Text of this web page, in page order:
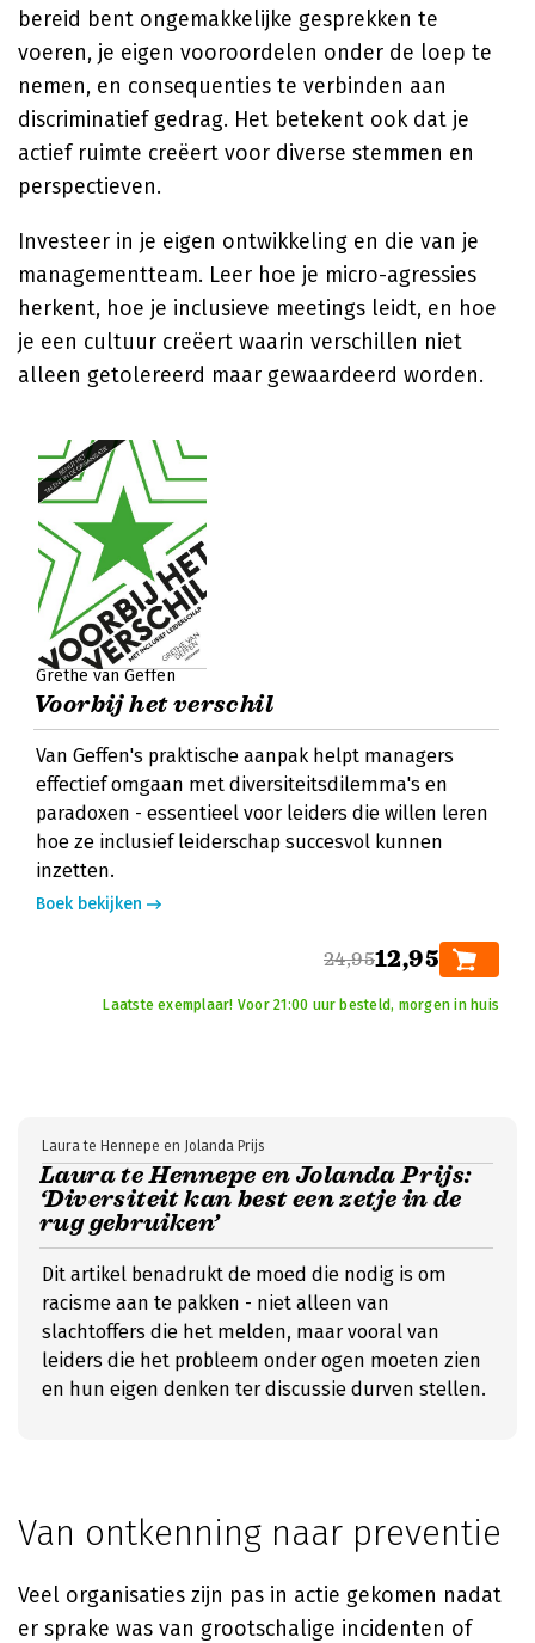
bereid bent ongemakkelijke gesprekken te
voeren, je eigen vooroordelen onder de loep te
nemen, en consequenties te verbinden aan
discriminatief gedrag. Het betekent ook dat je
actief ruimte creëert voor diverse stemmen en
perspectieven.
Investeer in je eigen ontwikkeling en die van je
managementteam. Leer hoe je micro-agressies
herkent, hoe je inclusieve meetings leidt, en hoe
je een cultuur creëert waarin verschillen niet
alleen getolereerd maar gewaardeerd worden.
Grethe van Geffen
Voorbij het verschil
Van Geffen's praktische aanpak helpt managers
effectief omgaan met diversiteitsdilemma's en
paradoxen - essentieel voor leiders die willen leren
hoe ze inclusief leiderschap succesvol kunnen
inzetten.
Boek bekijken
24,9512,95
Laatste exemplaar! Voor 21:00 uur besteld, morgen in huis
Laura te Hennepe en Jolanda Prijs:
‘Diversiteit kan best een zetje in de
rug gebruiken’
Laura te Hennepe en Jolanda Prijs
Dit artikel benadrukt de moed die nodig is om
racisme aan te pakken - niet alleen van
slachtoffers die het melden, maar vooral van
leiders die het probleem onder ogen moeten zien
en hun eigen denken ter discussie durven stellen.
Van ontkenning naar preventie
Veel organisaties zijn pas in actie gekomen nadat
er sprake was van grootschalige incidenten of